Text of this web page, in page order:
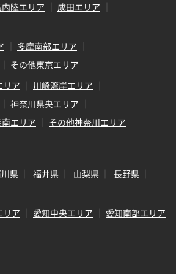
陸エリア
成田エリア
多摩南部エリア
その他東京エリア
リア
川崎湾岸エリア
神奈川県央エリア
エリア その他神奈川エリア
県 福井県 山梨県
長野県
リア 愛知中央エリア
愛知南部エリア